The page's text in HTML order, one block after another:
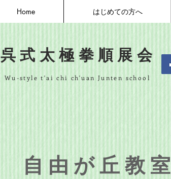
Home はじめての方へ
呉式太極拳順展会
Wu-style t'ai chi ch'uan Junten school
自由が丘教室